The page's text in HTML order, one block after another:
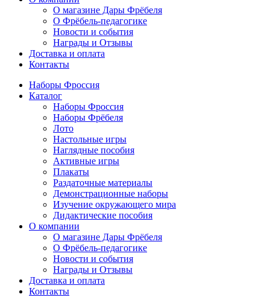
О магазине Дары Фрёбеля
О Фрёбель-педагогике
Новости и события
Награды и Отзывы
Доставка и оплата
Контакты
Наборы Фроссия
Каталог
Наборы Фроссия
Наборы Фрёбеля
Лото
Настольные игры
Наглядные пособия
Активные игры
Плакаты
Раздаточные материалы
Демонстрационные наборы
Изучение окружающего мира
Дидактические пособия
О компании
О магазине Дары Фрёбеля
О Фрёбель-педагогике
Новости и события
Награды и Отзывы
Доставка и оплата
Контакты